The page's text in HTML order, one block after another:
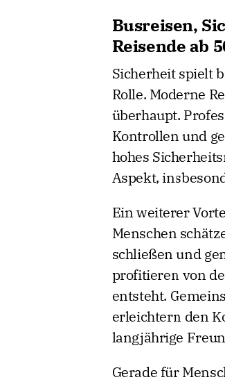
Busreisen,
Reisende ab
Sicherheit spielt
Rolle. Moderne
überhaupt.
Kontrollen und
hohes
Aspekt,
Ein weiterer
Menschen
schließen und
profitieren von
entsteht.
erleichtern den
langjährige
Gerade für